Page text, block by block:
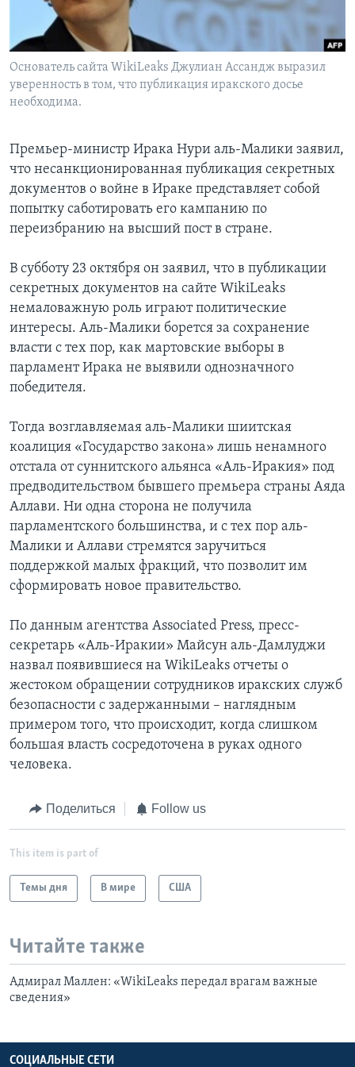
Learning English
СОЦИАЛЬНЫЕ СЕТИ
Языки
Основатель сайта WikiLeaks Джулиан Ассандж выразил
уверенность в том, что публикация иракского досье
необходима.
Премьер-министр Ирака Нури аль-Малики заявил,
что несанкционированная публикация секретных
документов о войне в Ираке представляет собой
попытку саботировать его кампанию по
переизбранию на высший пост в стране.
В субботу 23 октября он заявил, что в публикации
секретных документов на сайте WikiLeaks
немаловажную роль играют политические
интересы. Аль-Малики борется за сохранение
власти с тех пор, как мартовские выборы в
парламент Ирака не выявили однозначного
победителя.
Тогда возглавляемая аль-Малики шиитская
коалиция «Государство закона» лишь ненамного
отстала от суннитского альянса «Аль-Иракия» под
предводительством бывшего премьера страны Аяда
Аллави. Ни одна сторона не получила
парламентского большинства, и с тех пор аль-
Малики и Аллави стремятся заручиться
поддержкой малых фракций, что позволит им
сформировать новое правительство.
По данным агентства Associated Press, пресс-
секретарь «Аль-Иракии» Майсун аль-Дамлуджи
назвал появившиеся на WikiLeaks отчеты о
жестоком обращении сотрудников иракских служб
безопасности с задержанными – наглядным
примером того, что происходит, когда слишком
большая власть сосредоточена в руках одного
человека.
Поделиться Follow us
This item is part of
Темы дня В мире США
Читайте также
Адмирал Маллен: «WikiLeaks передал врагам важные
сведения»
СОЦИАЛЬНЫЕ СЕТИ